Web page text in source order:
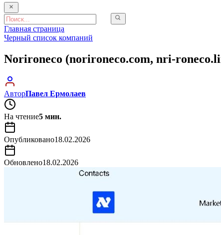
Главная страница
Черный список компаний
Norironeco (norironeco.com, nri-
АвторПавел Ермолаев
На чтение5 мин.
Опубликовано18.02.2026
Обновлено18.02.2026